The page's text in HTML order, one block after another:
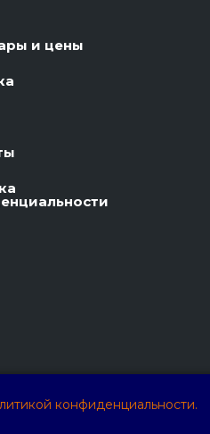
и цены
конфиденциальности.